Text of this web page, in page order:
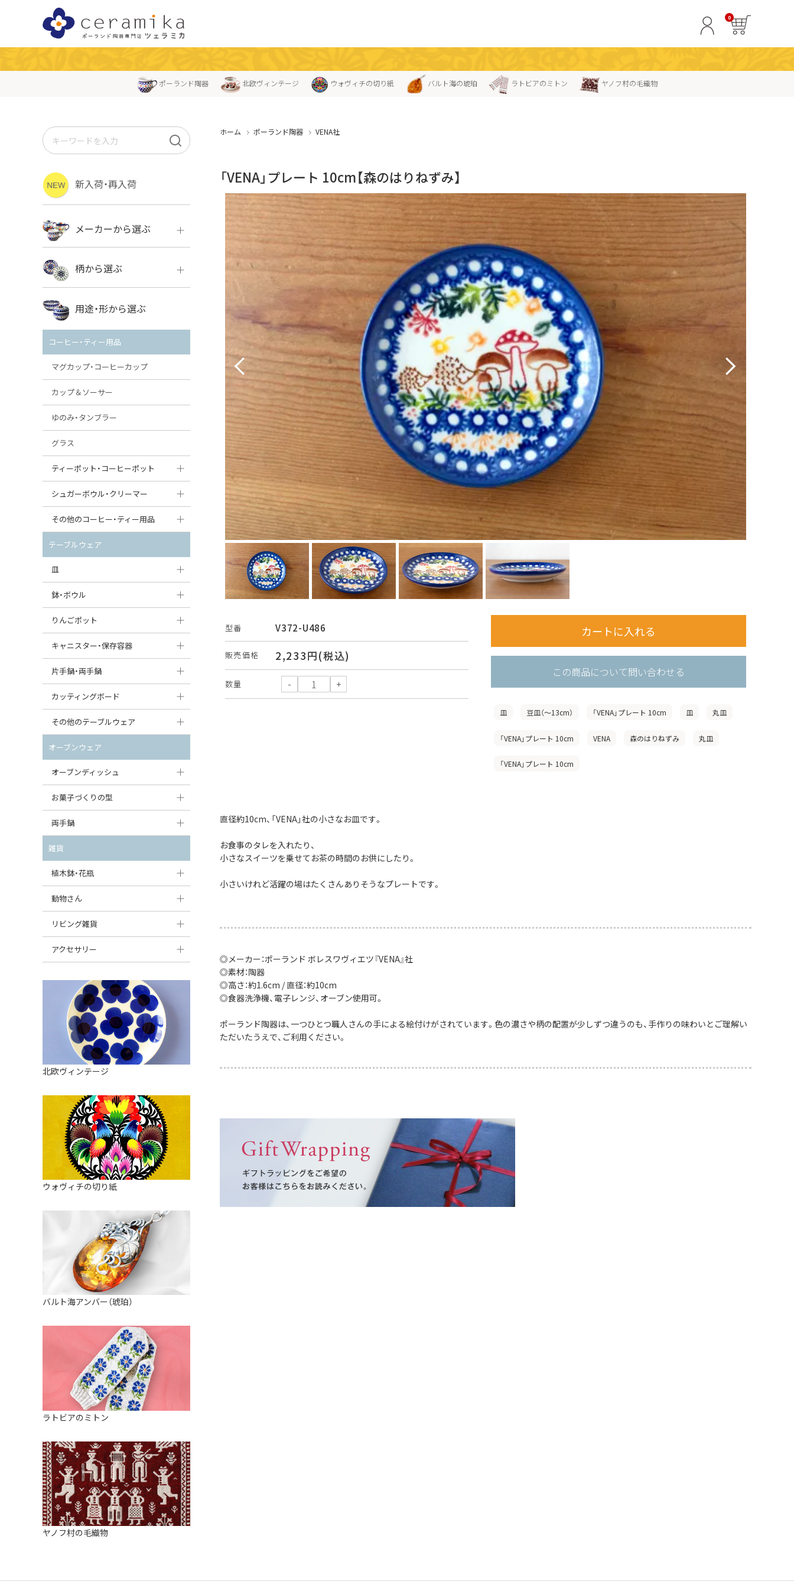
0
ポーランド陶器 北欧ヴィンテージ ウォヴィチの切り紙 バルト海の琥珀 ラトビアのミトン ヤノフ村の毛織物
ホーム ポーランド陶器 VENA社
「VENA」プレート 10cm【森のはりねずみ】
型番 V372-U486
販売価格 2,233円(税込)
数量
この商品について問い合わせる
皿 豆皿（〜13cm） 「VENA」プレート 10cm 皿 丸皿
「VENA」プレート 10cm VENA 森のはりねずみ 丸皿
「VENA」プレート 10cm
直径約10cm、「VENA」社の小さなお皿です。
お食事のタレを入れたり、
小さなスイーツを乗せてお茶の時間のお供にしたり。
小さいけれど活躍の場はたくさんありそうなプレートです。
◎メーカー：ポーランド ボレスワヴィエツ『VENA』社
◎素材：陶器
◎高さ：約1.6cm / 直径：約10cm
◎食器洗浄機、電子レンジ、オーブン使用可。
ポーランド陶器は、一つひとつ職人さんの手による絵付けがされています。色の濃さや柄の配置が少しずつ違うのも、手作りの味わいとご理解い
ただいたうえで、ご利用ください。
新入荷・再入荷
メーカーから選ぶ
ボレス
VENA
ミレナ
柄から選ぶ
ボレス
用途・形から選ぶ
コーヒー・ティー用品
マグカップ・コーヒーカップ
カップ＆ソーサー
ゆのみ・タンブラー
グラス
ティーポット・コーヒーポット
ティーポット
コーヒーポット
シュガーボウル・クリーマー
シュガーボウル
クリーマー
その他のコーヒー・ティー用品
ポットウォーマー
ピッチャー
コーヒードリッパー
すべて見る
テーブルウェア
皿
大皿（24cm〜）
中皿（18〜24cm）
丸皿
スープ皿
ダルマプレート
たまご型プレート
ハート型プレート
変形プレート
分割ディッシュ
すべて見る
鉢・ボウル
大鉢（21cm〜）
中鉢（16〜21cm）
丸鉢・どんぶり・ボウル
茶碗
オーバルボウル
ハートボウル
葉っぱ型ボウル
りんご型ボウル
いちご型ボウル
星型ボウル
スープカップ
そば猪口・フリーカップ
ココット
薬味入れ
ミキシングボウル
すべて見る
りんごポット
りんごポット
りんごポット小
キャニスター・保存容器
キャニスター
つぼ
ガーリックポット
オニオンキャニスター
ガーリックキャニスター
チーズケース
バターディッシュ
六角形ポット
ボトル
すべて見る
片手鍋・両手鍋
ソースパン（片手鍋）
スープチュリーン
カッティングボード
角型カッティングボード
丸型カッティングボード
すべて見る
その他のテーブルウェア
調味料入れ
グレイヴィーボート
エッグカップ
ケーキスタンド
カトラリー
はしおき・カトラリーレスト
オーブンウェア
オーブンディッシュ
大型（24cm〜）
中型（18〜24cm）
スクエアオーブンディッシュ
オーバルオーブンディッシュ
すべて見る
お菓子づくりの型
パウンド型
マフィン型
すべて見る
両手鍋
チュリーン
キャセロール
すべて見る
雑貨
植木鉢・花瓶
植木鉢
花瓶
動物さん
フィギュア・置物
貯金箱
オーナメント
クリーマー
リビング雑貨
スツール
バス・洗面用品
家具小物
小物入れ
アロマポット
バスケット
装飾用タイル・プレート
ミニチュア
天使さま
カードスタンド
マグネット
すべて見る
アクセサリー
ペンダントトップ
すべて見る
北欧ヴィンテージ
ウォヴィチの切り紙
バルト海アンバー（琥珀）
ラトビアのミトン
ヤノフ村の毛織物